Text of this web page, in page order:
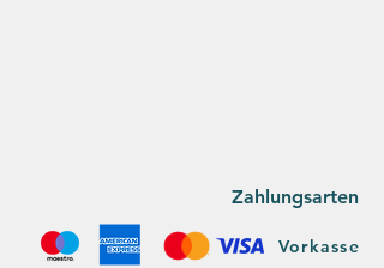
Zahlungsarten
Vorkasse